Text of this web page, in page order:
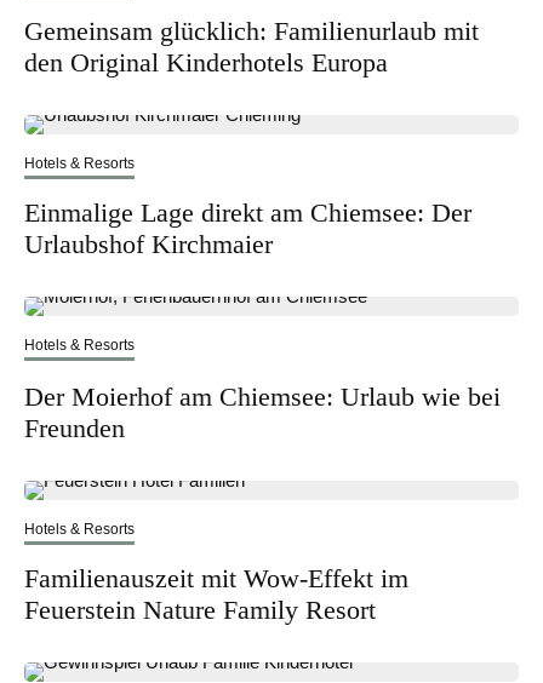
Gemeinsam glücklich: Familienurlaub mit
den Original Kinderhotels Europa
Hotels & Resorts
Einmalige Lage direkt am Chiemsee: Der
Urlaubshof Kirchmaier
Hotels & Resorts
Der Moierhof am Chiemsee: Urlaub wie bei
Freunden
Hotels & Resorts
Familienauszeit mit Wow-Effekt im
Feuerstein Nature Family Resort